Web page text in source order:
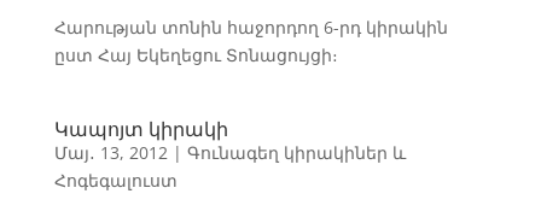
Հարության տոնին հաջորդող 6-րդ կիրակին
ըստ Հայ Եկեղեցու Տոնացույցի։
Կապոյտ կիրակի
Մայ․ 13, 2012| Գունագեղ կիրակիներ և
Հոգեգալուստ